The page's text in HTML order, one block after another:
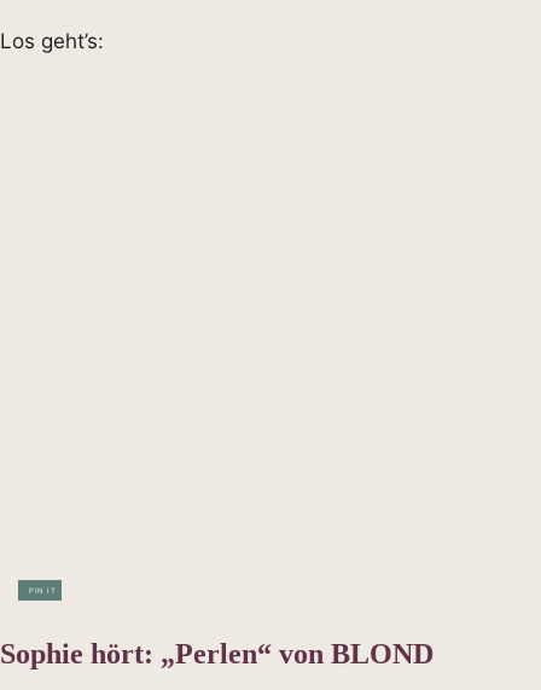
Los geht’s:
PIN IT
Sophie hört: „Perlen“ von BLOND